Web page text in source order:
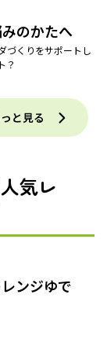
のかたへ
づくりをサポートし
？
と見る
気レ
ンジゆで